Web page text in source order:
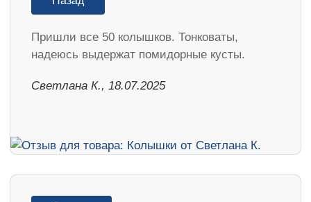
Пришли все 50 колышков. Тонковаты,
надеюсь выдержат помидорные кусты.
Светлана К., 18.07.2025